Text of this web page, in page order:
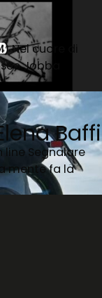
Nel cuore di
Jobba
Baffi
line Segnalare
mente fa la